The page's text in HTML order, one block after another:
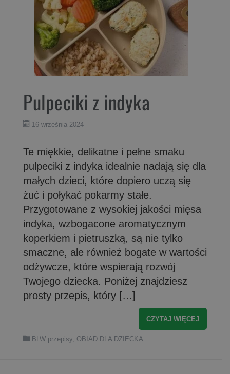
Pulpeciki z indyka
16 września 2024
Te miękkie, delikatne i pełne smaku
pulpeciki z indyka idealnie nadają się dla
małych dzieci, które dopiero uczą się
żuć i połykać pokarmy stałe.
Przygotowane z wysokiej jakości mięsa
indyka, wzbogacone aromatycznym
koperkiem i pietruszką, są nie tylko
smaczne, ale również bogate w wartości
odżywcze, które wspierają rozwój
Twojego dziecka. Poniżej znajdziesz
prosty przepis, który […]
CZYTAJ WIĘCEJ
BLW przepisy, OBIAD DLA DZIECKA